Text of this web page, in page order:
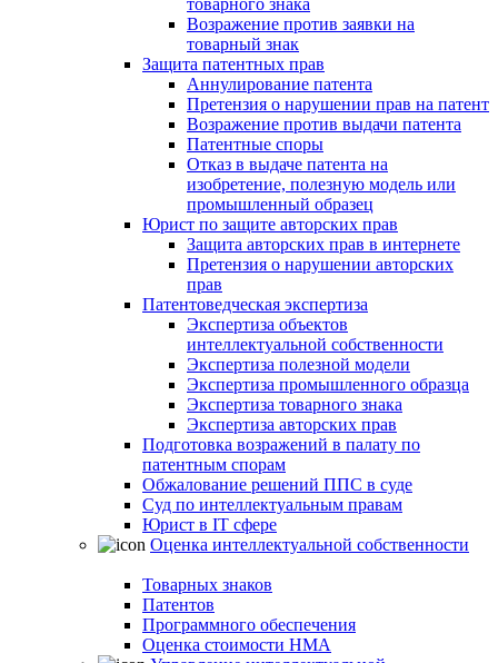
товарного знака
Возражение против заявки на
товарный знак
Защита патентных прав
Аннулирование патента
Претензия о нарушении прав на патент
Возражение против выдачи патента
Патентные споры
Отказ в выдаче патента на
изобретение, полезную модель или
промышленный образец
Юрист по защите авторских прав
Защита авторских прав в интернете
Претензия о нарушении авторских
прав
Патентоведческая экспертиза
Экспертиза объектов
интеллектуальной собственности
Экспертиза полезной модели
Экспертиза промышленного образца
Экспертиза товарного знака
Экспертиза авторских прав
Подготовка возражений в палату по
патентным спорам
Обжалование решений ППС в суде
Суд по интеллектуальным правам
Юрист в IT сфере
Оценка интеллектуальной собственности
Товарных знаков
Патентов
Программного обеспечения
Оценка стоимости НМА